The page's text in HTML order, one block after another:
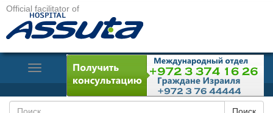
Official facilitator of
Toggle
Navigation